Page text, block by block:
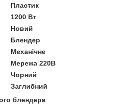
Пластик
1200 Вт
Новий
Блендер
Механічне
Мережа 220В
Чорний
Заглибний
блендера